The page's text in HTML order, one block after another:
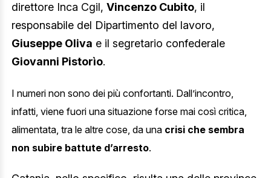
direttore Inca Cgil, Vincenzo Cubito, il
responsabile del Dipartimento del lavoro,
Giuseppe Oliva e il segretario confederale
Giovanni Pistorìo.
I numeri non sono dei più confortanti. Dall’incontro,
infatti, viene fuori una situazione forse mai così critica,
alimentata, tra le altre cose, da una crisi che sembra
non subire battute d’arresto.